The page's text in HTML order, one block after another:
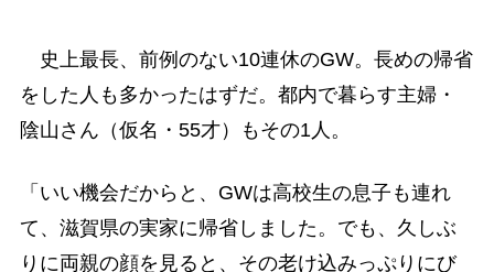
史上最長、前例のない10連休のGW。長めの帰省
をした人も多かったはずだ。都内で暮らす主婦・
陰山さん（仮名・55才）もその1人。
「いい機会だからと、GWは高校生の息子も連れ
て、滋賀県の実家に帰省しました。でも、久しぶ
りに両親の顔を見ると、その老け込みっぷりにび